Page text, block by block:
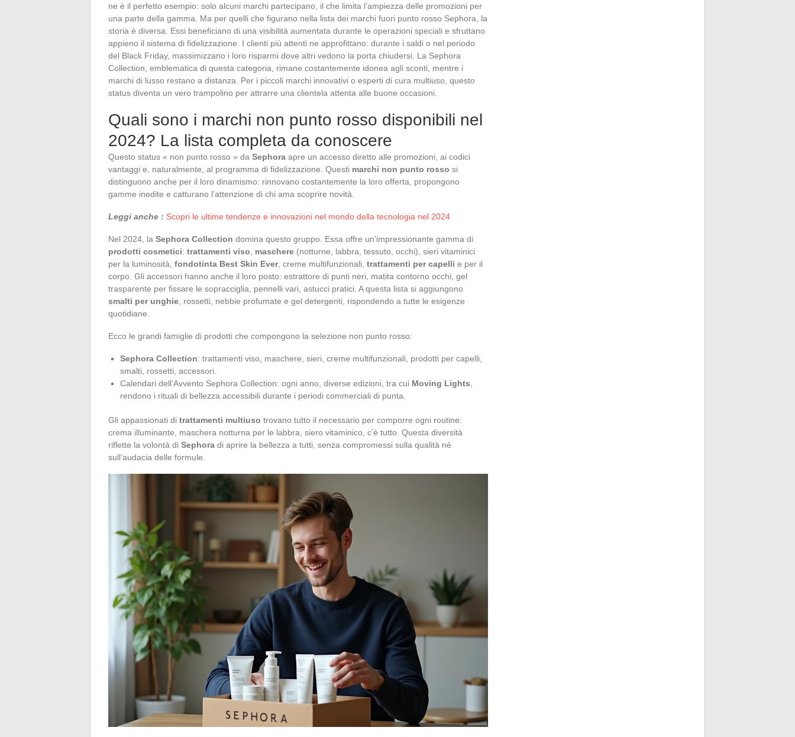
ne è il perfetto esempio: solo alcuni marchi partecipano, il che limita l’ampiezza delle promozioni per
una parte della gamma. Ma per quelli che figurano nella lista dei marchi fuori punto rosso Sephora, la
storia è diversa. Essi beneficiano di una visibilità aumentata durante le operazioni speciali e sfruttano
appieno il sistema di fidelizzazione. I clienti più attenti ne approfittano: durante i saldi o nel periodo
del Black Friday, massimizzano i loro risparmi dove altri vedono la porta chiudersi. La Sephora
Collection, emblematica di questa categoria, rimane costantemente idonea agli sconti, mentre i
marchi di lusso restano a distanza. Per i piccoli marchi innovativi o esperti di cura multiuso, questo
status diventa un vero trampolino per attrarre una clientela attenta alle buone occasioni.
Quali sono i marchi non punto rosso disponibili nel
2024? La lista completa da conoscere
Questo status « non punto rosso » da Sephora apre un accesso diretto alle promozioni, ai codici
vantaggi e, naturalmente, al programma di fidelizzazione. Questi marchi non punto rosso si
distinguono anche per il loro dinamismo: rinnovano costantemente la loro offerta, propongono
gamme inedite e catturano l’attenzione di chi ama scoprire novità.
Leggi anche : Scopri le ultime tendenze e innovazioni nel mondo della tecnologia nel 2024
Nel 2024, la Sephora Collection domina questo gruppo. Essa offre un’impressionante gamma di
prodotti cosmetici: trattamenti viso maschere (notturne, labbra, tessuto, occhi), sieri vitaminici
per la luminosità, fondotinta Best Skin Ever, creme multifunzionali, trattamenti per capelli e per il
corpo. Gli accessori hanno anche il loro posto: estrattore di punti neri, matita contorno occhi, gel
trasparente per fissare le sopracciglia, pennelli vari, astucci pratici. A questa lista si aggiungono
smalti per unghie , rossetti, nebbie profumate e gel detergenti, rispondendo a tutte le esigenze
quotidiane.
Ecco le grandi famiglie di prodotti che compongono la selezione non punto rosso:
Sephora Collection: trattamenti viso, maschere, sieri, creme multifunzionali, prodotti per capelli,
smalti, rossetti, accessori.
Calendari dell’Avvento Sephora Collection: ogni anno, diverse edizioni, tra cui Moving Lights
rendono i rituali di bellezza accessibili durante i periodi commerciali di punta.
Gli appassionati di trattamenti multiuso trovano tutto il necessario per comporre ogni routine:
crema illuminante, maschera notturna per le labbra, siero vitaminico, c’è tutto. Questa diversità
riflette la volontà di Sephora di aprire la bellezza a tutti, senza compromessi sulla qualità né
sull’audacia delle formule.